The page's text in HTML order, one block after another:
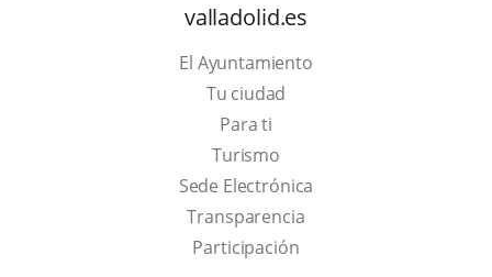
valladolid.es
El Ayuntamiento
Tu ciudad
Para ti
TurismoThis
link
will
open
Sede Electrónica
Transparencia
Participación